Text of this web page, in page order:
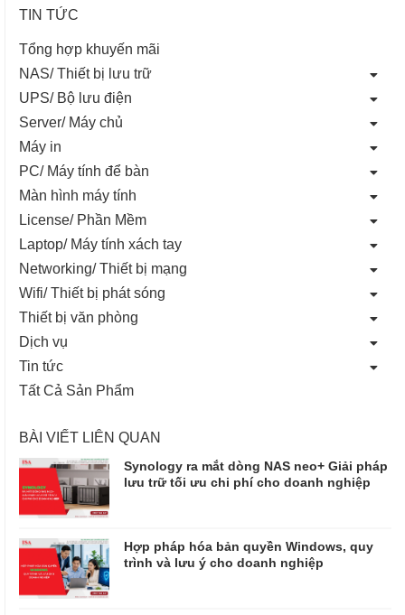
TIN TỨC
Tổng hợp khuyến mãi
NAS/ Thiết bị lưu trữ
UPS/ Bộ lưu điện
Server/ Máy chủ
Máy in
PC/ Máy tính để bàn
Màn hình máy tính
License/ Phần Mềm
Laptop/ Máy tính xách tay
Networking/ Thiết bị mạng
Wifi/ Thiết bị phát sóng
Thiết bị văn phòng
Dịch vụ
Tin tức
Tất Cả Sản Phẩm
BÀI VIẾT LIÊN QUAN
Synology ra mắt dòng NAS neo+ Giải pháp
lưu trữ tối ưu chi phí cho doanh nghiệp
Hợp pháp hóa bản quyền Windows, quy
trình và lưu ý cho doanh nghiệp